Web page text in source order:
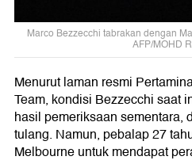
Marco Bezzecchi tabrakan dengan
AFP/MOHD
Menurut laman resmi
Team, kondisi Bezzecchi saat
hasil pemeriksaan sementara,
tulang. Namun, pebalap 27
Melbourne untuk mendapat